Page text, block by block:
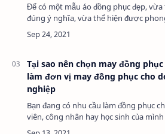
Để có một mẫu áo đồng phục đẹp,
đúng ý nghĩa, vừa thể hiện được
cá tính riêng của tập thể lớp là một
lớn đối với Teen nhà mình.Bởi ngay …
Tại sao nên chọn may đồng
làm đơn vị may đồng phục cho
nghiệp
Bạn đang có nhu cầu làm đồng phục
viên, công nhân hay học sinh của
đang gặp khó khăn khi tìm kiếm một